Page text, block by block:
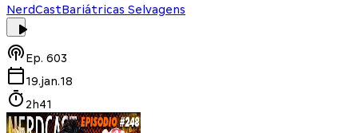
NerdCastBariátricas Selvagens
Ep. 603
19.jan.18
2h41